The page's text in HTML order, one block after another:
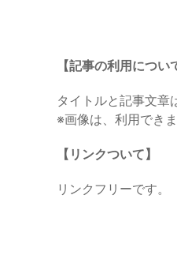
【記事の利用につい
タイトルと記事文章
※画像は、利用でき
【リンクついて】
リンクフリーです。